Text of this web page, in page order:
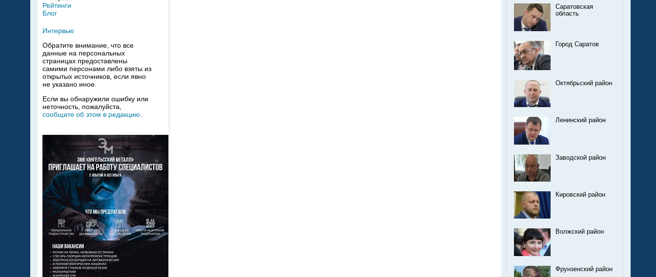
Рейтинги
Блог
Интервью
Обратите внимание, что все
данные на персональных
страницах предоставлены
самими персонами либо взяты из
открытых источников, если явно
не указано иное.
Если вы обнаружили ошибку или
неточность, пожалуйста,
сообщите об этом в редакцию
Саратовская
область
Город Саратов
Октябрьский район
Ленинский район
Заводской район
Кировский район
Волжский район
Фрунзенский район